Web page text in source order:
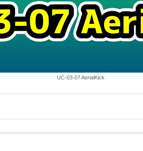
UC-03-07 AerialKick